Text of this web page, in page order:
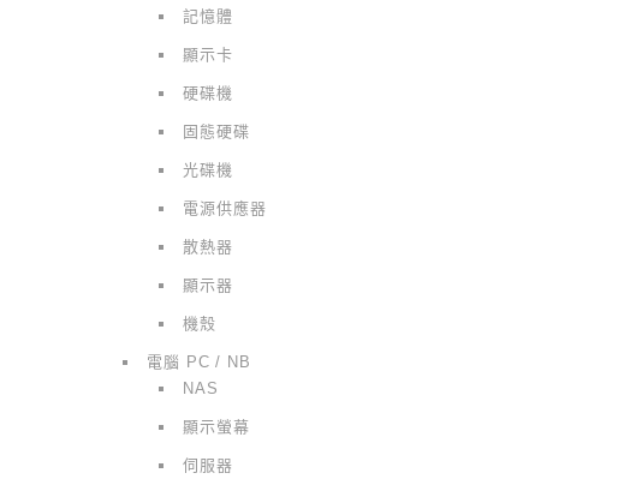
記憶體
顯示卡
硬碟機
固態硬碟
光碟機
電源供應器
散熱器
顯示器
機殼
電腦 PC / NB
NAS
顯示螢幕
伺服器